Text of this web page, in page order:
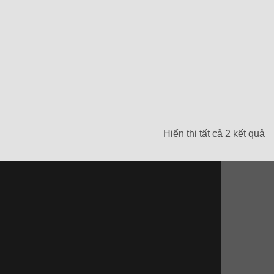
Hiển thị tất cả 2 kết quả